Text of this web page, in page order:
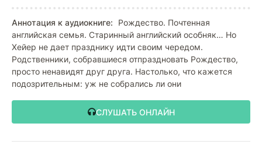
Аннотация к аудиокниге:
Рождество. Почтенная
английская семья. Старинный английский особняк… Но
Хейер не дает празднику идти своим чередом.
Родственники, собравшиеся отпраздновать Рождество,
просто ненавидят друг друга. Настолько, что кажется
подозрительным: уж не собрались ли они
СЛУШАТЬ ОНЛАЙН